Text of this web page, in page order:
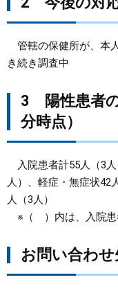
管轄の保健所が、本
き続き調査中
3 陽性患者
分時点）
入院患者計55人（3
人）、軽症・無症状42
人（3人）
※（ ）内は、入院患
お問い合わせ